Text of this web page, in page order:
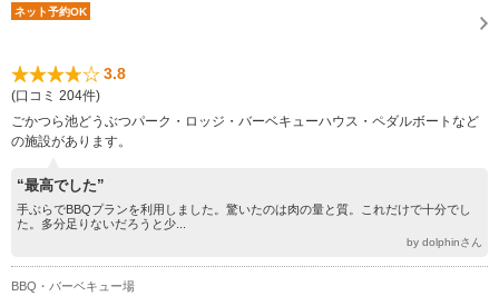
ネット予約OK
3.8
(口コミ 204件)
ごかつら池どうぶつパーク・ロッジ・バーベキューハウス・ペダルボートなど
の施設があります。
“最高でした”
手ぶらでBBQプランを利用しました。驚いたのは肉の量と質。これだけで十分でし
た。多分足りないだろうと少...
by dolphinさん
BBQ・バーベキュー場